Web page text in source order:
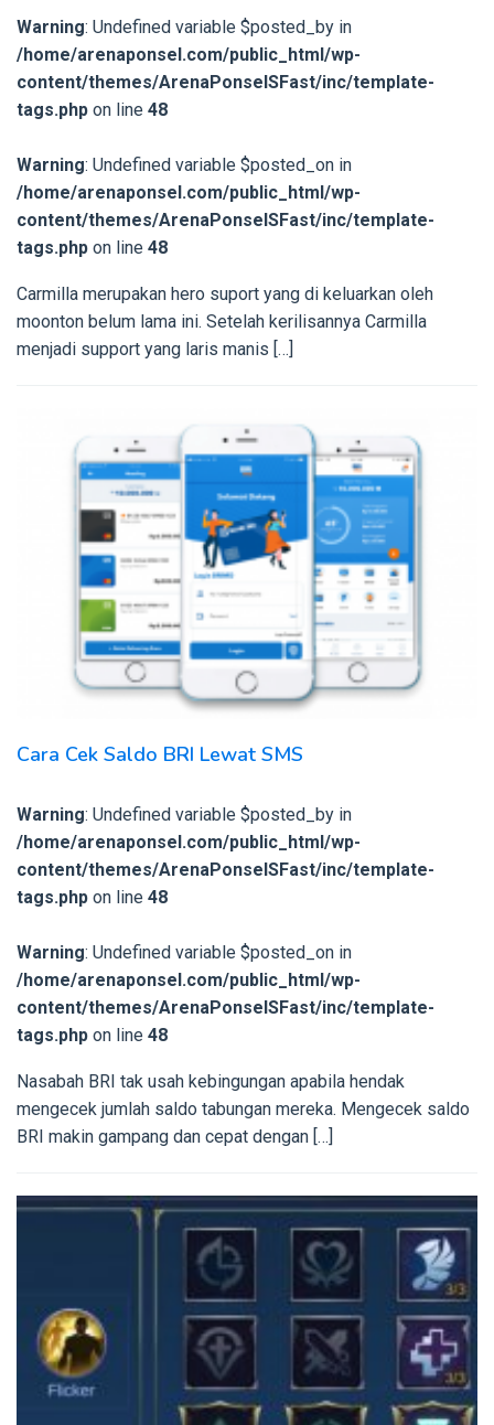
Warning: Undefined variable $posted_by in
/home/arenaponsel.com/public_html/wp-
content/themes/ArenaPonselSFast/inc/template-
tags.php on line 48
Warning: Undefined variable $posted_on in
/home/arenaponsel.com/public_html/wp-
content/themes/ArenaPonselSFast/inc/template-
tags.php on line 48
Carmilla merupakan hero suport yang di keluarkan oleh
moonton belum lama ini. Setelah kerilisannya Carmilla
menjadi support yang laris manis […]
Cara Cek Saldo BRI Lewat SMS
Warning: Undefined variable $posted_by in
/home/arenaponsel.com/public_html/wp-
content/themes/ArenaPonselSFast/inc/template-
tags.php on line 48
Warning: Undefined variable $posted_on in
/home/arenaponsel.com/public_html/wp-
content/themes/ArenaPonselSFast/inc/template-
tags.php on line 48
Nasabah BRI tak usah kebingungan apabila hendak
mengecek jumlah saldo tabungan mereka. Mengecek saldo
BRI makin gampang dan cepat dengan […]